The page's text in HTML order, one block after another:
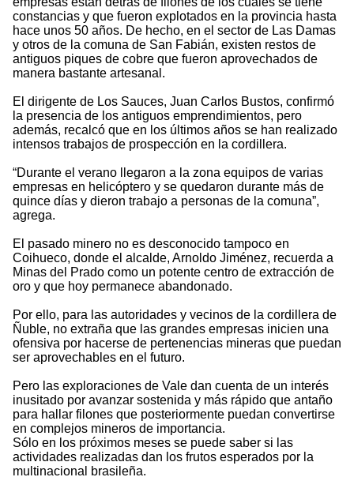
constancias y que fueron explotados en la provincia hasta
hace unos 50 años. De hecho, en el sector de Las Damas
y otros de la comuna de San Fabián, existen restos de
antiguos piques de cobre que fueron aprovechados de
manera bastante artesanal.
El dirigente de Los Sauces, Juan Carlos Bustos, confirmó
la presencia de los antiguos emprendimientos, pero
además, recalcó que en los últimos años se han realizado
intensos trabajos de prospección en la cordillera.
“Durante el verano llegaron a la zona equipos de varias
empresas en helicóptero y se quedaron durante más de
quince días y dieron trabajo a personas de la comuna”,
agrega.
El pasado minero no es desconocido tampoco en
Coihueco, donde el alcalde, Arnoldo Jiménez, recuerda a
Minas del Prado como un potente centro de extracción de
oro y que hoy permanece abandonado.
Por ello, para las autoridades y vecinos de la cordillera de
Ñuble, no extraña que las grandes empresas inicien una
ofensiva por hacerse de pertenencias mineras que puedan
ser aprovechables en el futuro.
Pero las exploraciones de Vale dan cuenta de un interés
inusitado por avanzar sostenida y más rápido que antaño
para hallar filones que posteriormente puedan convertirse
en complejos mineros de importancia.
Sólo en los próximos meses se puede saber si las
actividades realizadas dan los frutos esperados por la
multinacional brasileña.